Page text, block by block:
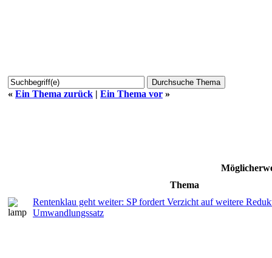
« Ein Thema zurück | Ein Thema vor »
Thema
Rentenklau geht weiter: SP fordert Verzicht auf weitere
Umwandlungssatz